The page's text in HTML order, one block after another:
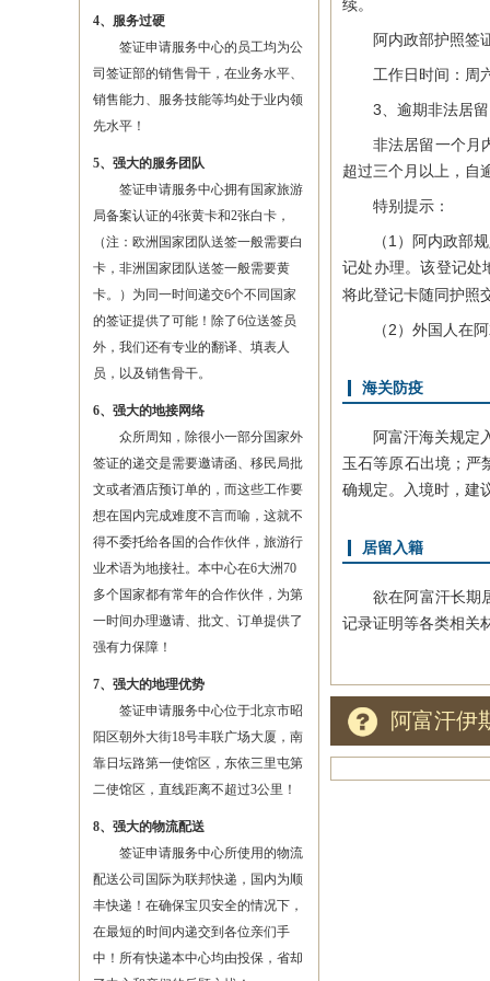
4、服务过硬
签证申请服务中心的员工均为公
司签证部的销售骨干，在业务水平、
销售能力、服务技能等均处于业内领
先水平！
5、强大的服务团队
签证申请服务中心拥有国家旅游
局备案认证的4张黄卡和2张白卡，
（注：欧洲国家团队送签一般需要白
卡，非洲国家团队送签一般需要黄
卡。）为同一时间递交6个不同国家
的签证提供了可能！除了6位送签员
外，我们还有专业的翻译、填表人
员，以及销售骨干。
6、强大的地接网络
众所周知，除很小一部分国家外
签证的递交是需要邀请函、移民局批
文或者酒店预订单的，而这些工作要
想在国内完成难度不言而喻，这就不
得不委托给各国的合作伙伴，旅游行
业术语为地接社。本中心在6大洲70
多个国家都有常年的合作伙伴，为第
一时间办理邀请、批文、订单提供了
强有力保障！
7、强大的地理优势
签证申请服务中心位于北京市昭
阳区朝外大街18号丰联广场大厦，南
靠日坛路第一使馆区，东依三里屯第
二使馆区，直线距离不超过3公里！
8、强大的物流配送
签证申请服务中心所使用的物流
配送公司国际为联邦快递，国内为顺
丰快递！在确保宝贝安全的情况下，
在最短的时间内递交到各位亲们手
中！所有快递本中心均由投保，省却
续。
阿内政部护照签证
工作日时间：周六
3、逾期非法居留
非法居留一个月内
超过三个月以上，自
特别提示：
（1）阿内政部规
记处办理。该登记处
将此登记卡随同护照
（2）外国人在阿
海关防疫
阿富汗海关规定入
玉石等原石出境；严
确规定。入境时，建
居留入籍
欲在阿富汗长期居
记录证明等各类相关
阿富汗伊